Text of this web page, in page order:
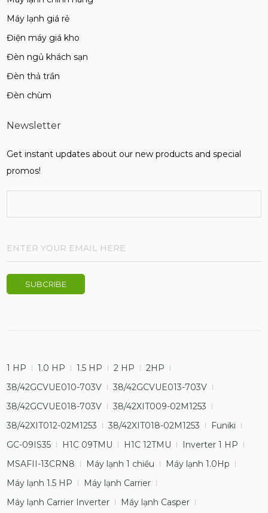
Máy lạnh giá rẻ
Điện máy giá kho
Đèn ngủ khách sạn
Đèn thả trần
Đèn chùm
Newsletter
Get instant updates about our new products and special
promos!
1 HP 1.0 HP 1.5 HP 2 HP
2HP
38/42GCVUE010-703V
38/42GCVUE013-703V
38/42GCVUE018-703V
38/42XIT009-02M1253
38/42XIT012-02M1253
38/42XIT018-02M1253
Funiki
GC-09IS35
H1C 09TMU H1C 12TMU
Inverter 1 HP
MSAFII-13CRN8
Máy lạnh 1 chiều
Máy lạnh 1.0Hp
Máy lạnh 1.5 HP
Máy lạnh Carrier
Máy lạnh Carrier Inverter
Máy lạnh Casper